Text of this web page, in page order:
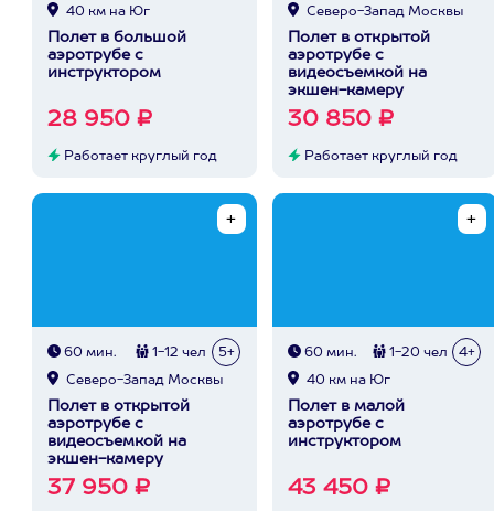
40 км на Юг
Полет в большой
аэротрубе с
инструктором
28 950 ₽
Работает круглый год
Северо-Запад Москвы
Полет в открытой
аэротрубе с
видеосъемкой на
экшен-камеру
30 850 ₽
Работает круглый год
60 мин. 1-12 чел 5+
Северо-Запад Москвы
Полет в открытой
аэротрубе с
видеосъемкой на
экшен-камеру
37 950 ₽
60 мин. 1-20 чел 4+
40 км на Юг
Полет в малой
аэротрубе с
инструктором
43 450 ₽